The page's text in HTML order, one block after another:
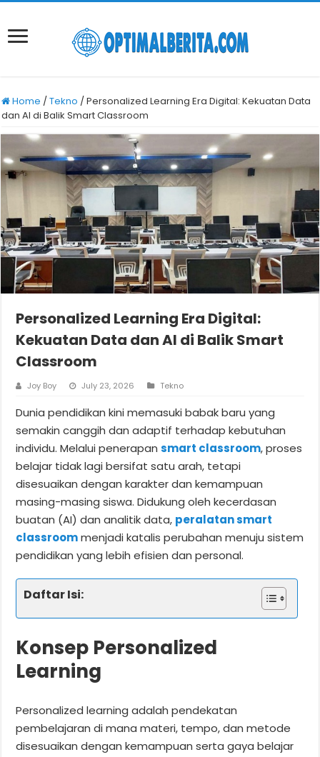
Home /Tekno /Personalized Learning Era Digital: Kekuatan Data
dan AI di Balik Smart Classroom
Personalized Learning Era Digital:
Kekuatan Data dan AI di Balik Smart
Classroom
Joy Boy July 23, 2026 Tekno
Dunia pendidikan kini memasuki babak baru yang
semakin canggih dan adaptif terhadap kebutuhan
individu. Melalui penerapansmart classroom, proses
belajar tidak lagi bersifat satu arah, tetapi
disesuaikan dengan karakter dan kemampuan
masing-masing siswa. Didukung oleh kecerdasan
buatan (AI) dan analitik data, peralatan smart
classroommenjadi katalis perubahan menuju sistem
pendidikan yang lebih efisien dan personal.
Daftar Isi:
Konsep Personalized
Learning
Personalized learning adalah pendekatan
pembelajaran di mana materi, tempo, dan metode
disesuaikan dengan kemampuan serta gaya belajar